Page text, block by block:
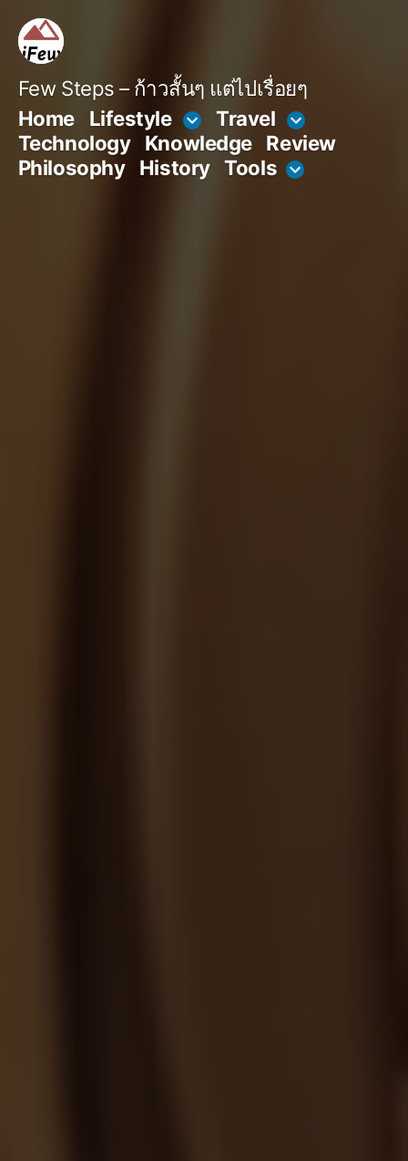
content
Few Steps – ก้าวสั้นๆ แต่ไปเรื่อยๆ
Home
Lifestyle
Travel
Technology
Knowledge Review
Philosophy
History Tools